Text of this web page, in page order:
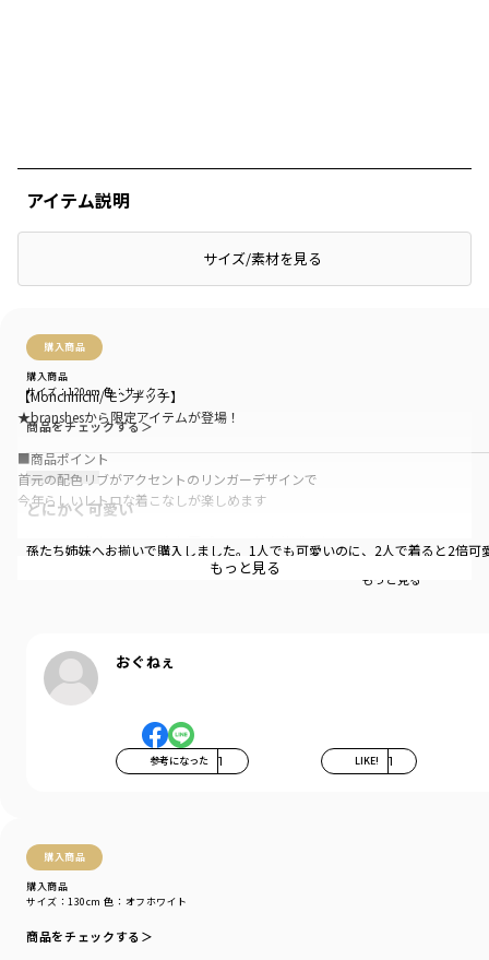
表示：新しい順
購入商品
購入商品
サイズ：120cm 色：サックス
商品をチェックする＞
とにかく可愛い
孫たち姉妹へお揃いで購入しました。1人でも可愛いのに、2人で着ると2倍
もっと見る…
おぐねぇ
参考になった 1 LIKE! 1
購入商品
購入商品
サイズ：130cm 色：オフホワイト
商品をチェックする＞
アイテム説明
サイズ/素材を見る
【Monchhichi/モンチッチ】
★branshesから限定アイテムが登場！
■商品ポイント
首元の配色リブがアクセントのリンガーデザインで
今年らしいレトロな着こなしが楽しめます
モンチッチたちのリアルな転写プリントと立体感のある
相良刺しゅうロゴが目を引くデザインです
【モンチッチ】
1974年の誕生以来、時代にあわせて変化をしながら
今も世界中で多くの人々に愛され続ける「モンチッチ」
おしゃぶりポーズや愛くるしい表情が魅力です
今回のコラボではオシャレが大好きなチムたんやチャムなどモンチッチフレ
-----
透け感：ややあり
もっと見る